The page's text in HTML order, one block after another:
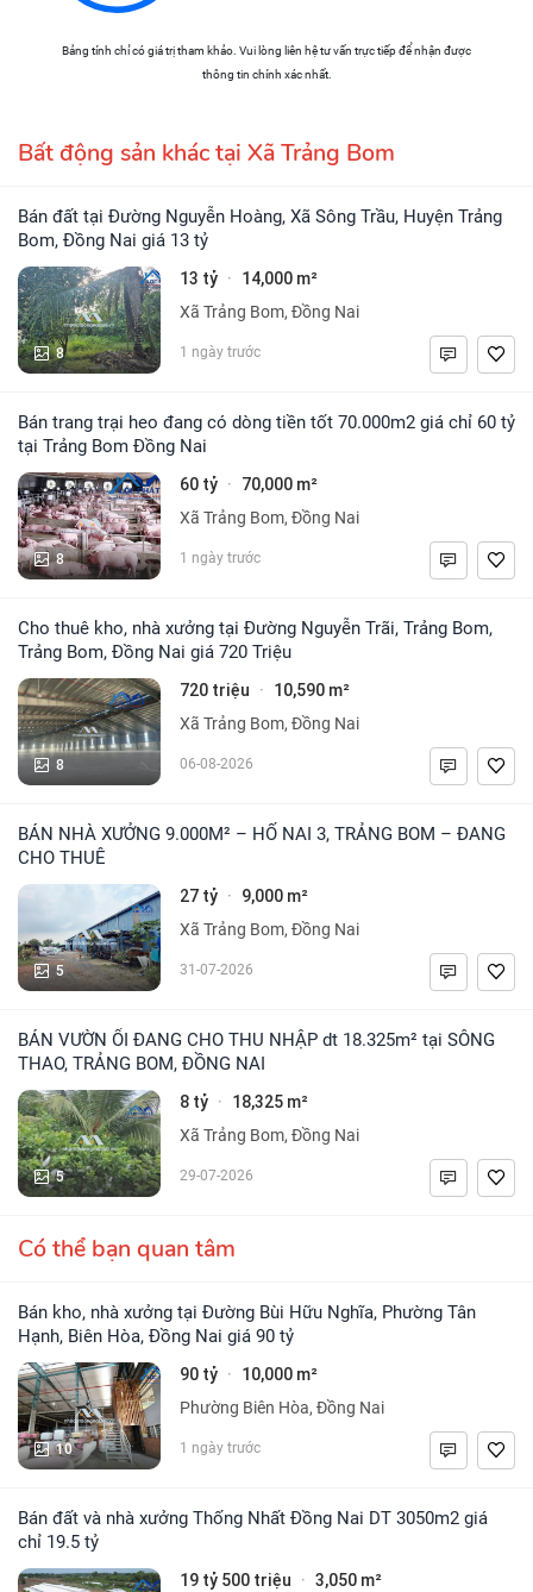
Bảng tính chỉ có giá trị tham khảo. Vui lòng liên hệ tư vấn trực tiếp để nhận được
thông tin chính xác nhất.
Bất động sản khác tại Xã Trảng Bom
Bán đất tại Đường Nguyễn Hoàng, Xã Sông Trầu, Huyện Trảng
Bom, Đồng Nai giá 13 tỷ
8
13 tỷ · 14,000 m²
Xã Trảng Bom, Đồng Nai
1 ngày trước
Bán trang trại heo đang có dòng tiền tốt 70.000m2 giá chỉ 60 tỷ
tại Trảng Bom Đồng Nai
8
60 tỷ · 70,000 m²
Xã Trảng Bom, Đồng Nai
1 ngày trước
Cho thuê kho, nhà xưởng tại Đường Nguyễn Trãi, Trảng Bom,
Trảng Bom, Đồng Nai giá 720 Triệu
8
720 triệu · 10,590 m²
Xã Trảng Bom, Đồng Nai
06-08-2026
BÁN NHÀ XƯỞNG 9.000M² – HỐ NAI 3, TRẢNG BOM – ĐANG
CHO THUÊ
5
27 tỷ · 9,000 m²
Xã Trảng Bom, Đồng Nai
31-07-2026
BÁN VƯỜN ỔI ĐANG CHO THU NHẬP dt 18.325m² tại SÔNG
THAO, TRẢNG BOM, ĐỒNG NAI
5
8 tỷ · 18,325 m²
Xã Trảng Bom, Đồng Nai
29-07-2026
Có thể bạn quan tâm
Bán kho, nhà xưởng tại Đường Bùi Hữu Nghĩa, Phường Tân
Hạnh, Biên Hòa, Đồng Nai giá 90 tỷ
10
90 tỷ · 10,000 m²
Phường Biên Hòa, Đồng Nai
1 ngày trước
Bán đất và nhà xưởng Thống Nhất Đồng Nai DT 3050m2 giá
chỉ 19.5 tỷ
19 tỷ 500 triệu · 3,050 m²